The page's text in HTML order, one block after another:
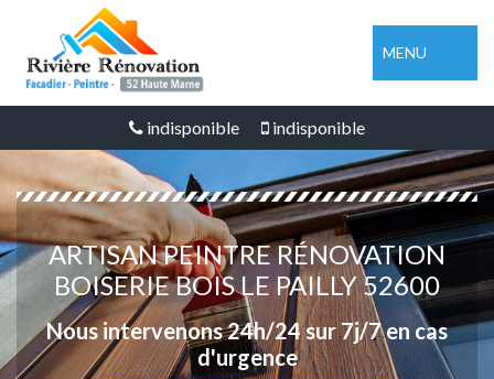
MENU
indisponible indisponible
ARTISAN PEINTRE RÉNOVATION
BOISERIE BOIS LE PAILLY 52600
Nous intervenons 24h/24 sur 7j/7 en cas
d'urgence